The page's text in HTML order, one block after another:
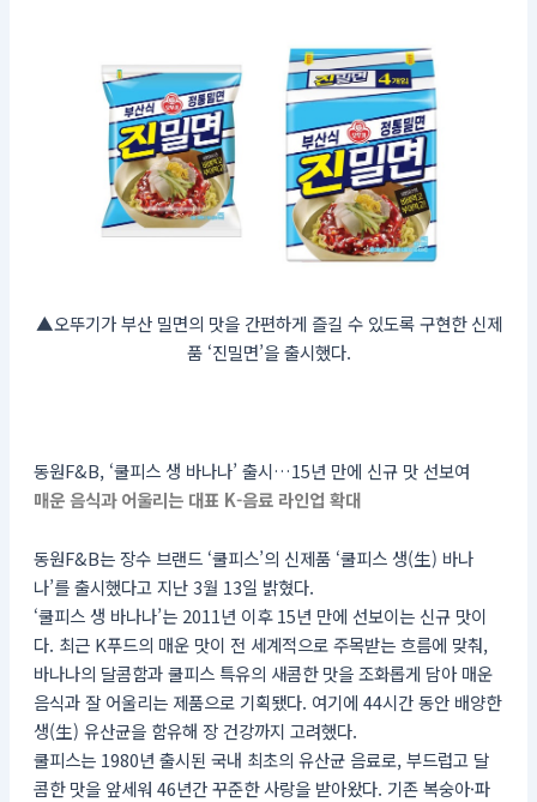
▲오뚜기가 부산 밀면의 맛을 간편하게 즐길 수 있도록 구현한 신제
품 ‘진밀면’을 출시했다.
동원F&B, ‘쿨피스 생 바나나’ 출시…15년 만에 신규 맛 선보여
매운 음식과 어울리는 대표 K-음료 라인업 확대
동원F&B는 장수 브랜드 ‘쿨피스’의 신제품 ‘쿨피스 생(生) 바나
나’를 출시했다고 지난 3월 13일 밝혔다.
‘쿨피스 생 바나나’는 2011년 이후 15년 만에 선보이는 신규 맛이
다. 최근 K푸드의 매운 맛이 전 세계적으로 주목받는 흐름에 맞춰,
바나나의 달콤함과 쿨피스 특유의 새콤한 맛을 조화롭게 담아 매운
음식과 잘 어울리는 제품으로 기획됐다. 여기에 44시간 동안 배양한
생(生) 유산균을 함유해 장 건강까지 고려했다.
쿨피스는 1980년 출시된 국내 최초의 유산균 음료로, 부드럽고 달
콤한 맛을 앞세워 46년간 꾸준한 사랑을 받아왔다. 기존 복숭아·파